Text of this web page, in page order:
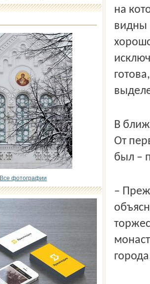
Все фотографии
на
видны
В
От
был –
–